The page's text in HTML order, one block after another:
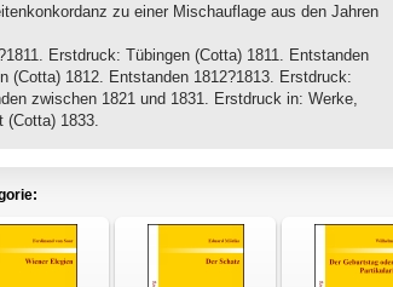
zu einer Mischauflage aus den Jahren
Erstdruck: Tübingen (Cotta) 1811. Entstanden
(Cotta) 1812. Entstanden 1812?1813. Erstdruck:
zwischen 1821 und 1831. Erstdruck in: Werke,
1833.